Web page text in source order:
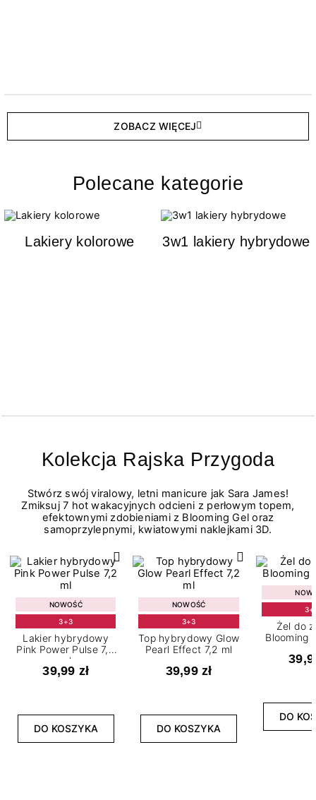
ZOBACZ WIĘCEJ
Polecane kategorie
Lakiery kolorowe 3w1 lakiery hybrydowe
Kolekcja Rajska Przygoda
Stwórz swój viralowy, letni manicure jak Sara James!
Zmiksuj 7 hot wakacyjnych odcieni z perłowym topem,
efektownymi zdobieniami z Blooming Gel oraz
samoprzylepnymi, kwiatowymi naklejkami 3D.
NOWOŚĆ
3+3
Lakier hybrydowy
Pink Power Pulse 7,2
ml
39,99 zł
DO KOSZYKA
NOWOŚĆ
3+3
Top hybrydowy Glow
Pearl Effect 7,2 ml
39,99 zł
DO KOSZYKA
Żel do
Blooming
DO